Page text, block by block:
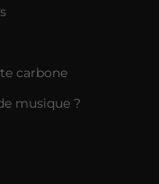
carbone
musique ?